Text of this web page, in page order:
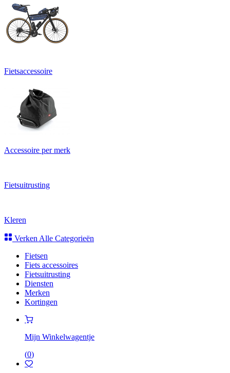
Fietsaccessoire
Accessoire per merk
Fietsuitrusting
Kleren
Verken Alle Categorieën
Fietsen
Fiets accessoires
Fietsuitrusting
Diensten
Merken
Kortingen
Mijn Winkelwagentje
(0)